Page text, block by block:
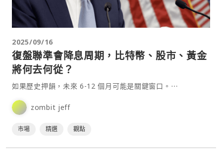
2025/09/16
復盤聯準會降息周期，比特幣、股市、黃金
將何去何從？
如果歷史押韻，未來 6-12 個月可能是關鍵窗口。⋯
zombit jeff
市場 精選 觀點